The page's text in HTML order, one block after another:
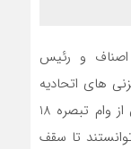
اصناف و رئيس
هاي اتحاديه
از وام تبصره 18
تا سقف